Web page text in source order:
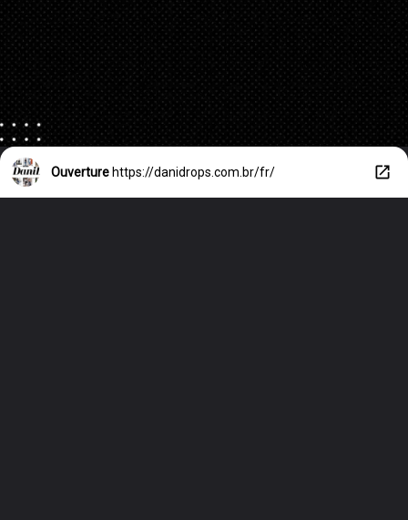
Ouverture https://danidrops.com.br/fr/